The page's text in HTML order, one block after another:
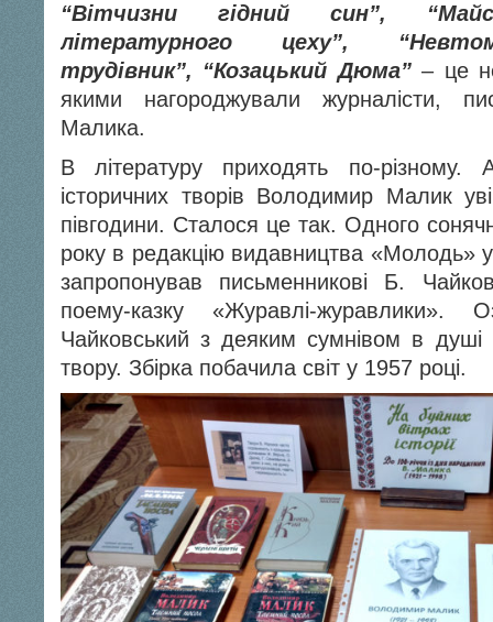
“Вітчизни гідний син”,
літературного цеху”,
трудівник”, “Козацький Дюма”– це
якими нагороджували журналісти,
Малика.
В літературу приходять по-різному.
історичних творів Володимир Малик
півгодини. Сталося це так. Одного
року в редакцію видавництва «Молодь»
запропонував письменникові Б.
поему-казку «Журавлі-
Чайковський з деяким сумнівом в
твору. Збірка побачила світ у 1957 році.